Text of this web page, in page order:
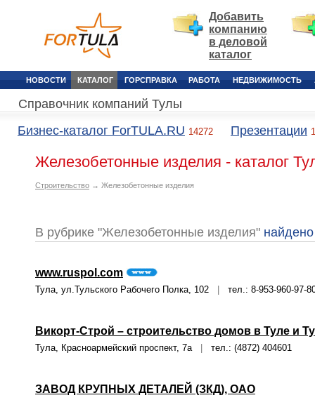
Добавить
компанию
в деловой
каталог
НОВОСТИ КАТАЛОГ ГОРСПРАВКА РАБОТА НЕДВИЖИМОСТЬ
Справочник компаний Тулы
Бизнес-каталог ForTULA.RU 14272 Презентации
Железобетонные изделия - каталог
Строительство → Железобетонные изделия
В рубрике "Железобетонные изделия" найдено
www.ruspol.com
Тула, ул.Тульского Рабочего Полка, 102 тел.: 8-953-960-97-
Викорт-Строй – строительство домов в Туле и
Тула, Красноармейский проспект, 7а тел.: (4872) 404601
ЗАВОД КРУПНЫХ ДЕТАЛЕЙ (ЗКД), ОАО